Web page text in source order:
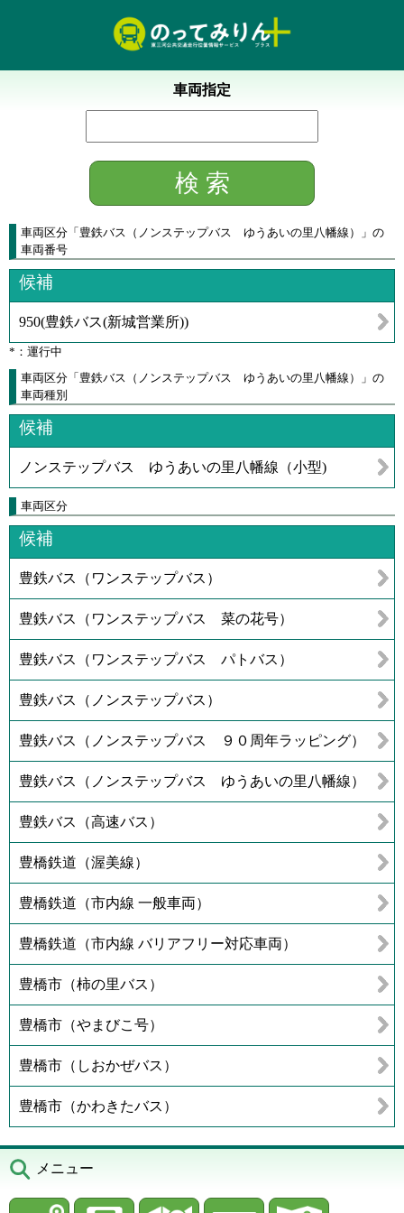
車両指定
車両区分 「 豊鉄バス（ノンステップバス ゆうあいの里八幡線） 」 の
車両番号
候補
950(豊鉄バス(新城営業所))
*：運行中
車両区分「豊鉄バス（ノンステップバス ゆうあいの里八幡線）」の
車両種別
候補
ノンステップバス ゆうあいの里八幡線（小型)
車両区分
候補
豊鉄バス（ワンステップバス）
豊鉄バス（ワンステップバス 菜の花号）
豊鉄バス（ワンステップバス パトバス）
豊鉄バス（ノンステップバス）
豊鉄バス（ノンステップバス ９０周年ラッピング）
豊鉄バス（ノンステップバス ゆうあいの里八幡線）
豊鉄バス（高速バス）
豊橋鉄道（渥美線）
豊橋鉄道（市内線 一般車両）
豊橋鉄道（市内線 バリアフリー対応車両）
豊橋市（柿の里バス）
豊橋市（やまびこ号）
豊橋市（しおかぜバス）
豊橋市（かわきたバス）
メニュー